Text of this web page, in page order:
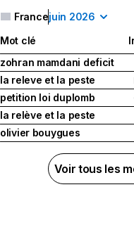
Francejuin 2026
Mot clé
zohran mamdani deficit
la releve et la peste
petition loi duplomb
la relève et la peste
olivier bouygues
Voir tous les